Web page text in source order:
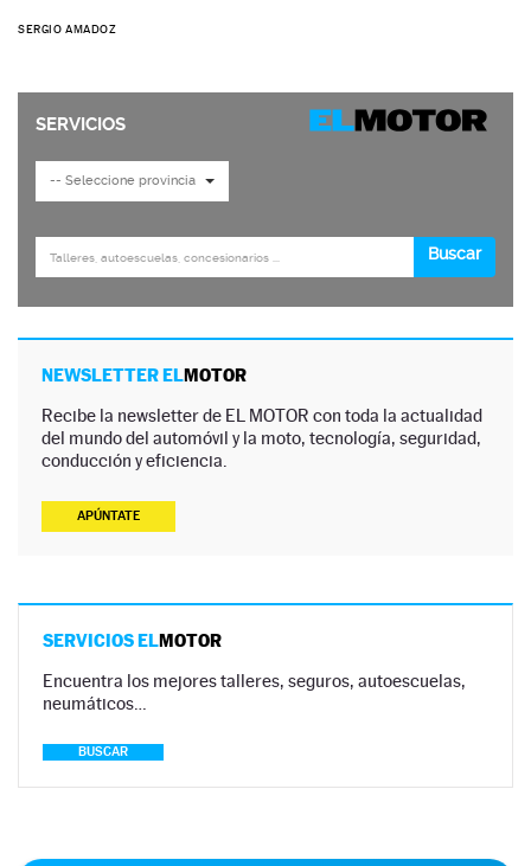
SERGIO AMADOZ
NEWSLETTER ELMOTOR
Recibe la newsletter de EL MOTOR con toda la actualidad
del mundo del automóvil y la moto, tecnología, seguridad,
conducción y eficiencia.
APÚNTATE
SERVICIOS ELMOTOR
Encuentra los mejores talleres, seguros, autoescuelas,
neumáticos…
BUSCAR